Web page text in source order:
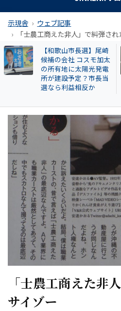
示現舎
ウェブ記事
「士農工商えた非人」で糾弾さ
【和歌山市長選】尾崎
候補の会社 コスモ加太
の所有地に太陽光発電
所が建設予定？市長当
選なら利益相反か
「士農工商えた非
サイゾー